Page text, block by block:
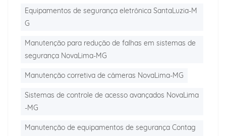
Equipamentos de segurança eletrônica SantaLuzia-M
G
Manutenção para redução de falhas em sistemas de
segurança NovaLima-MG
Manutenção corretiva de câmeras NovaLima-MG
Sistemas de controle de acesso avançados NovaLima
-MG
Manutenção de equipamentos de segurança Contag